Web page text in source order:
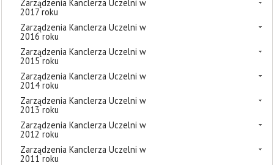
Zarządzenia Kanclerza Uczelni w
2017 roku
Zarządzenia Kanclerza Uczelni w
2016 roku
Zarządzenia Kanclerza Uczelni w
2015 roku
Zarządzenia Kanclerza Uczelni w
2014 roku
Zarządzenia Kanclerza Uczelni w
2013 roku
Zarządzenia Kanclerza Uczelni w
2012 roku
Zarządzenia Kanclerza Uczelni w
2011 roku